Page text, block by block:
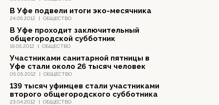
24.05.2012 | ОБЩЕСТВО
В Уфе подвели итоги эко-месячника
19.05.2012 | ОБЩЕСТВО
В Уфе проходит заключительный
общегородской субботник
05.05.2012 | ОБЩЕСТВО
Участниками санитарной пятницы в
Уфе стали около 26 тысяч человек
23.04.2012 | ОБЩЕСТВО
139 тысяч уфимцев стали участниками
второго общегородского субботника